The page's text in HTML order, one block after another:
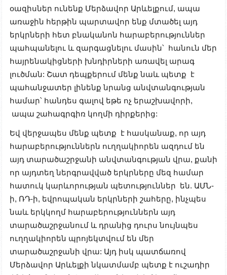
օազիսներ ունենք Մերձավոր Արևելքում, ապա
առաջին հերթին պարտավոր ենք մտածել այդ
երկրների հետ բնականոն հարաբերություններ
պահպանելու և զարգացնելու մասին՝ հանուն մեր
հայրենակիցների խնդիրների առավել արագ
լուծման: Շատ դեպքերում մենք նաև պետք է
պահանջատեր լինենք նրանց անվտանգության
համար՝ հանդես գալով եթե ոչ երաշխավորի,
ապա շահագրգիռ կողմի դիրքերից:
Եվ վերջապես մենք պետք է հասկանաք, որ այդ
հարաբերություններն ուղղակիորեն ազդում են
այդ տարածաշրջանի անվտանգության վրա, քանի
որ այդտեղ ներգրավված երկրները մեզ համար
հատուկ կարևորության պետություններ են. ԱՄՆ-
ի, ՌԴ-ի, եվրոպական երկրների շահերը, ինչպես
նաև երկկողմ հարաբերություններն այդ
տարածաշրջանում և դրանից դուրս նույնպես
ուղղակիորեն պրոյեկտվում են մեր
տարածաշրջանի վրա: Այդ իսկ պատճառով
Մերձավոր Արևելքի նկատմամբ պետք է ուշադիր